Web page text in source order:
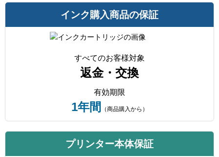
インク購入商品の保証
すべてのお客様対象
返金・交換
有効期限
1年間 （商品購入から）
プリンター本体保証